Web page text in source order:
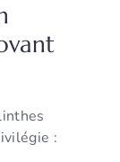
: